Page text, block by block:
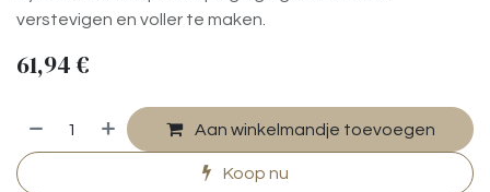
verstevigen en voller te maken.
61,94 €
Aan winkelmandje toevoegen
Koop nu